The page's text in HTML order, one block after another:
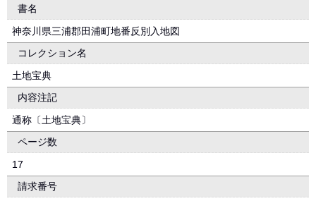
書名
神奈川県三浦郡田浦町地番反別入地図
コレクション名
土地宝典
内容注記
通称〔土地宝典〕
ページ数
17
請求番号